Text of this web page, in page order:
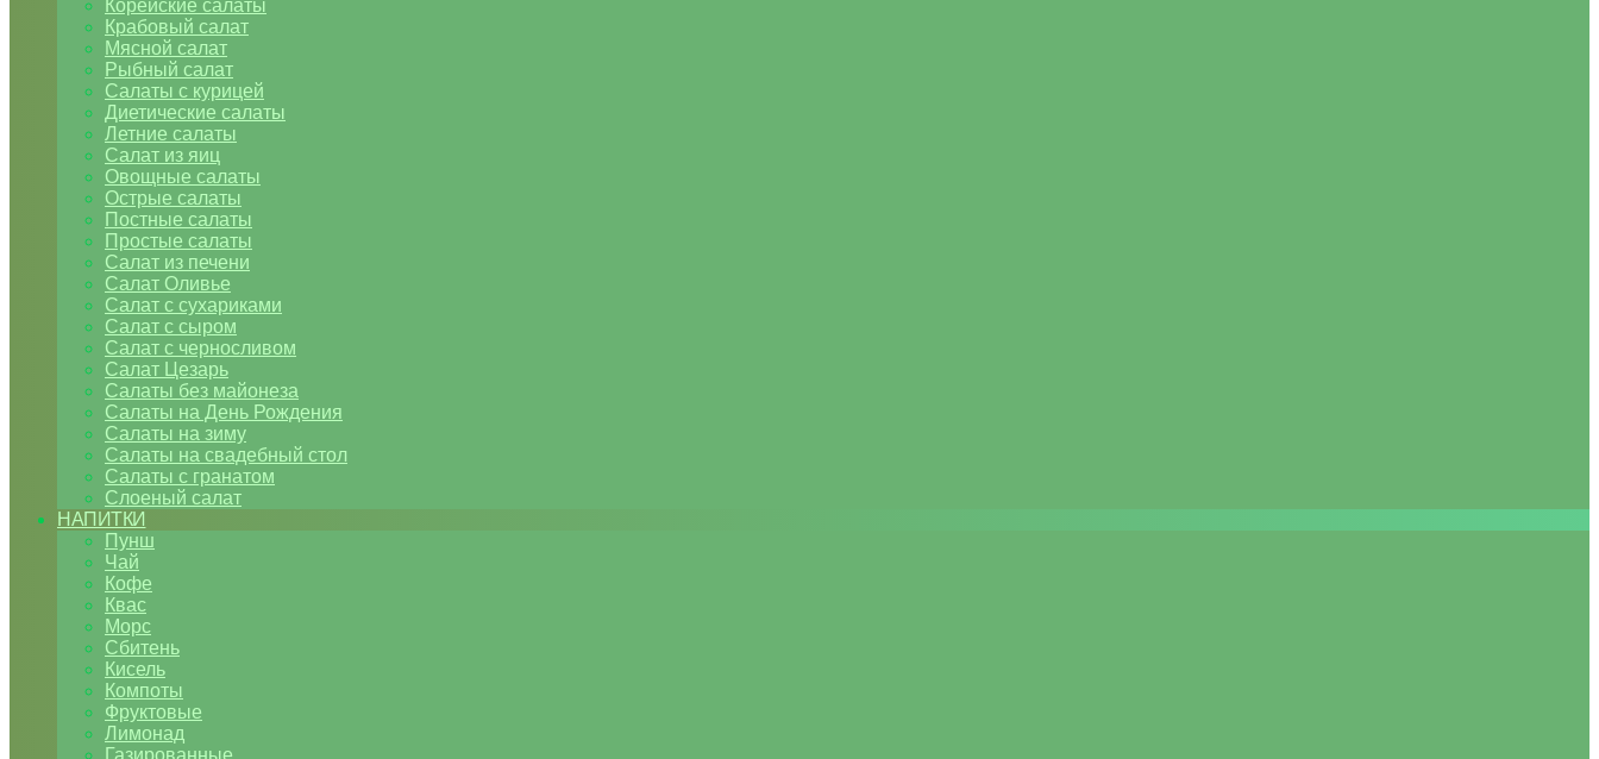
Корейские салаты
Крабовый салат
Мясной салат
Рыбный салат
Салаты с курицей
Диетические салаты
Летние салаты
Салат из яиц
Овощные салаты
Острые салаты
Постные салаты
Простые салаты
Салат из печени
Салат Оливье
Салат с сухариками
Салат с сыром
Салат с черносливом
Салат Цезарь
Салаты без майонеза
Салаты на День Рождения
Салаты на зиму
Салаты на свадебный стол
Салаты с гранатом
Слоеный салат
НАПИТКИ
Пунш
Чай
Кофе
Квас
Морс
Сбитень
Кисель
Компоты
Фруктовые
Лимонад
Газированные